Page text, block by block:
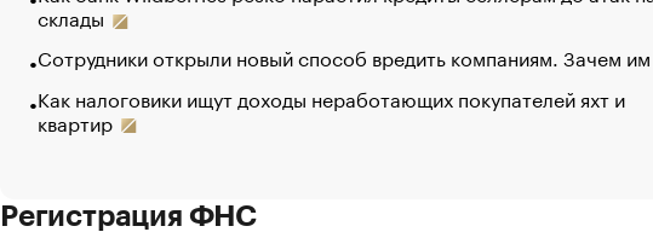
склады
Сотрудники открыли новый способ вредить компаниям. Зачем
Как налоговики ищут доходы неработающих покупателей яхт и
квартир
Регистрация ФНС